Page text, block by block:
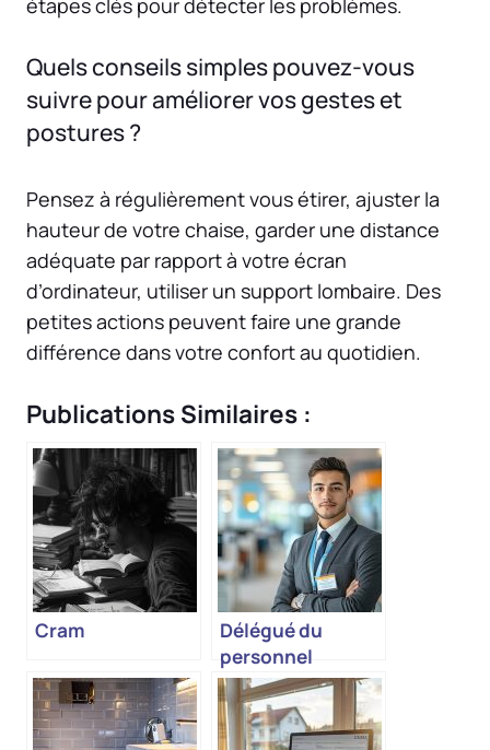
étapes clés pour détecter les problèmes.
Quels conseils simples pouvez-vous
suivre pour améliorer vos gestes et
postures ?
Pensez à régulièrement vous étirer, ajuster la
hauteur de votre chaise, garder une distance
adéquate par rapport à votre écran
d’ordinateur, utiliser un support lombaire. Des
petites actions peuvent faire une grande
différence dans votre confort au quotidien.
Publications Similaires :
Cram
Délégué du
personnel